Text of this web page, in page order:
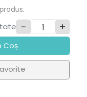
- +
Coș